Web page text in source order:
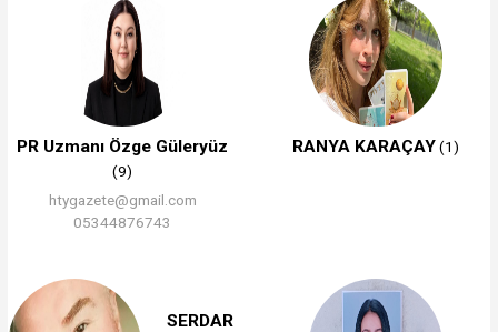
PR Uzmanı Özge Güleryüz
(9)
htygazete@gmail.com
05344876743
RANYA KARAÇAY(1)
SERDAR